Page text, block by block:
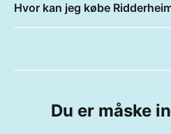
Hvor kan jeg købe
Du er måske